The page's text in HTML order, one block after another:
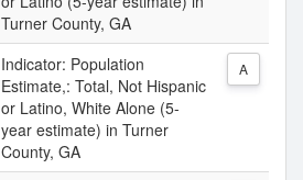
Turner County, GA
Indicator: Population
Estimate,: Total, Not Hispanic
or Latino, White Alone (5-
year estimate) in Turner
County, GA
A